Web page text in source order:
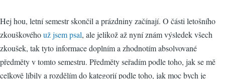
Hej hou, letní semestr skončil a prázdniny začínají. O části letošního
zkouškovéhouž jsem psal, ale jelikož až nyní znám výsledek všech
zkoušek, tak tyto informace doplním a zhodnotím absolvované
předměty v tomto semestru. Předměty seřadím podle toho, jak se mě
celkově líbily a rozdělím do kategorií podle toho, jak moc bych je